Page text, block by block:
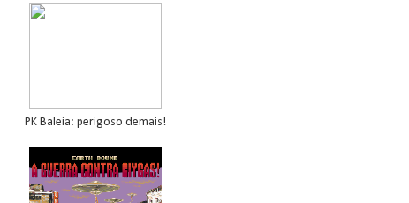
PK Baleia: perigoso demais!